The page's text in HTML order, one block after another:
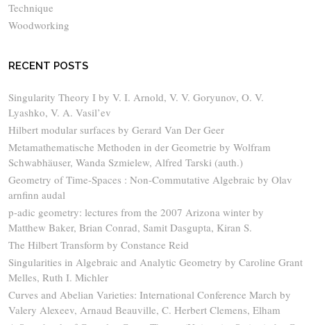
Technique
Woodworking
RECENT POSTS
Singularity Theory I by V. I. Arnold, V. V. Goryunov, O. V.
Lyashko, V. A. Vasil’ev
Hilbert modular surfaces by Gerard Van Der Geer
Metamathematische Methoden in der Geometrie by Wolfram
Schwabhäuser, Wanda Szmielew, Alfred Tarski (auth.)
Geometry of Time-Spaces : Non-Commutative Algebraic by Olav
arnfinn audal
p-adic geometry: lectures from the 2007 Arizona winter by
Matthew Baker, Brian Conrad, Samit Dasgupta, Kiran S.
The Hilbert Transform by Constance Reid
Singularities in Algebraic and Analytic Geometry by Caroline Grant
Melles, Ruth I. Michler
Curves and Abelian Varieties: International Conference March by
Valery Alexeev, Arnaud Beauville, C. Herbert Clemens, Elham